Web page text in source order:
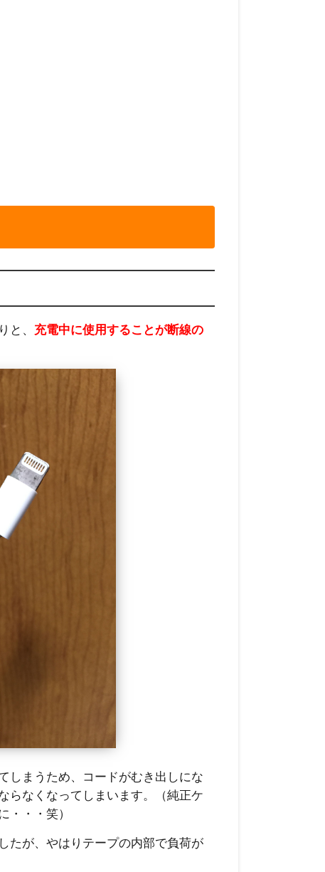
と、 充電中に使用することが断線の
しまうため、コードがむき出しにな
らなくなってしまいます。（純正ケ
・・・笑）
たが、やはりテープの内部で負荷が